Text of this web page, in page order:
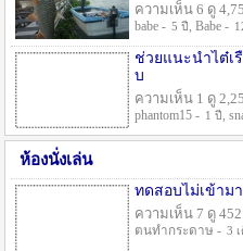
ความเห็น 6 ดู
babe - 5 ปี , Babe -
ช่วยแนะนำไต๋เ
บ
ความเห็น 1 ดู
phantom15 - 1 ปี ,
ห้องนั่งเล่น
ทดสอบไม่เข้าม
ความเห็น 7 ดู 452
ตนทำกระดาษ - 3